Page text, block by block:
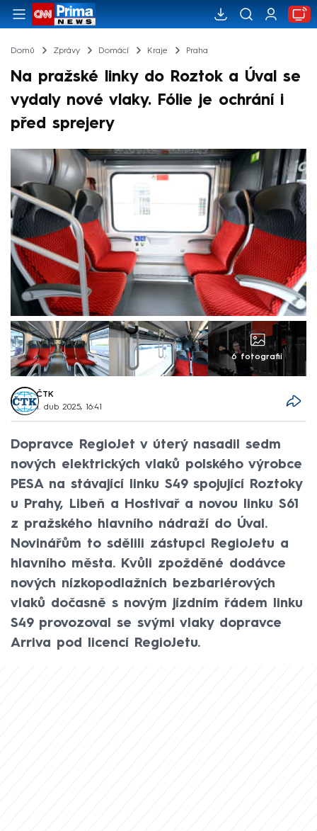
Domů Zprávy Domácí Kraje Praha
Na pražské linky do Roztok a Úval se
vydaly nové vlaky. Fólie je ochrání i
před sprejery
6 fotografií
ČTK
1. dub 2025, 16:41
Dopravce RegioJet v úterý nasadil sedm
nových elektrických vlaků polského výrobce
PESA na stávající linku S49 spojující Roztoky
u Prahy, Libeň a Hostivař a novou linku S61
z pražského hlavního nádraží do Úval.
Novinářům to sdělili zástupci RegioJetu a
hlavního města. Kvůli zpožděné dodávce
nových nízkopodlažních bezbariérových
vlaků dočasně s novým jízdním řádem linku
S49 provozoval se svými vlaky dopravce
Arriva pod licencí RegioJetu.